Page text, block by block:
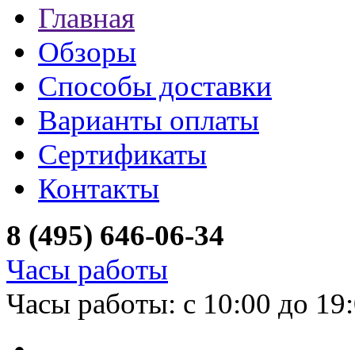
Главная
Обзоры
Способы доставки
Варианты оплаты
Сертификаты
Контакты
8 (495) 646-06-34
Часы работы
Часы работы: с 10:00 до